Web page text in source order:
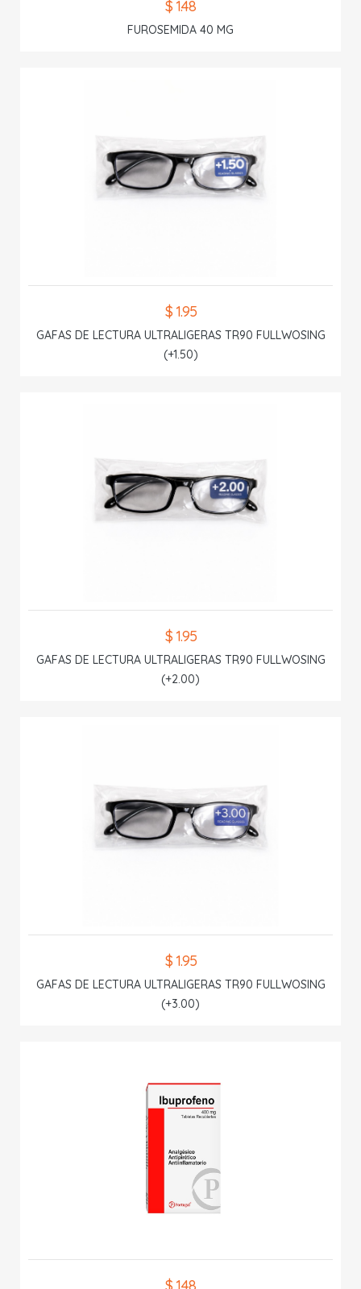
$ 1.48
FUROSEMIDA 40 MG
$ 1.95
GAFAS DE LECTURA ULTRALIGERAS TR90 FULLWOSING
(+1.50)
$ 1.95
GAFAS DE LECTURA ULTRALIGERAS TR90 FULLWOSING
(+2.00)
$ 1.95
GAFAS DE LECTURA ULTRALIGERAS TR90 FULLWOSING
(+3.00)